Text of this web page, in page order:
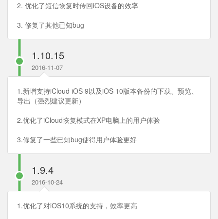
2. 优化了短信恢复时传回iOS设备的效率
3. 修复了其他已知bug
1.10.15
2016-11-07
1.新增支持iCloud iOS 9以及iOS 10版本备份的下载、预览、
导出（强烈建议更新）
2.优化了iCloud恢复模式在XP电脑上的用户体验
3.修复了一些已知bug使得用户体验更好
1.9.4
2016-10-24
1.优化了对iOS10系统的支持，效率更高